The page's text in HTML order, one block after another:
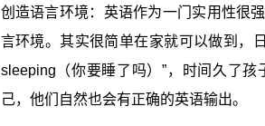
创造语言环境：英语作为一门实用性很
言环境。其实很简单在家就可以做到，
sleeping（你要睡了吗）”，时间久了
己，他们自然也会有正确的英语输出。